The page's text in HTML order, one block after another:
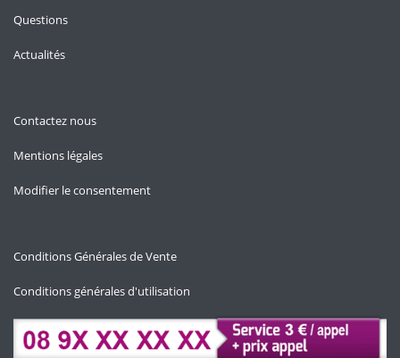
Questions
Actualités
Contactez nous
Mentions légales
Modifier le consentement
Conditions Générales de Vente
Conditions générales d'utilisation